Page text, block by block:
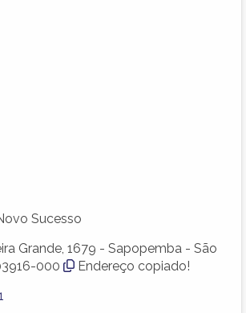
Sucesso
Grande, 1679 - Sapopemba - São
000
Endereço copiado!